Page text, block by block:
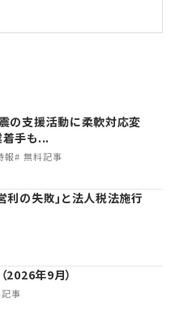
の支援活動に柔軟対応変
手も...
報 無料記事
利の失敗｣と法人税法施行
2026年9月）
事